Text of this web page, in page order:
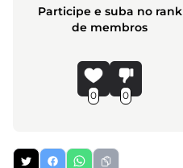
Participe e suba no rank
de membros
0 0